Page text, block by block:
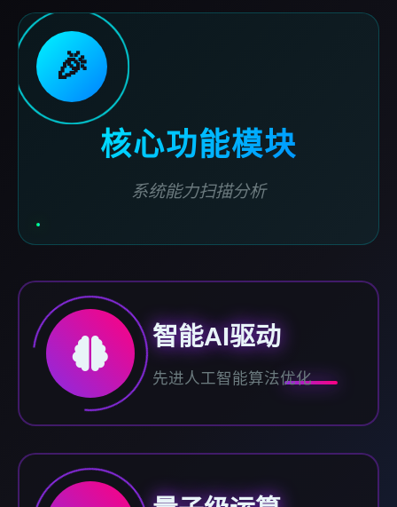
🎉
核心功能模块
系统能力扫描分析
智能AI驱动
先进人工智能算法优化